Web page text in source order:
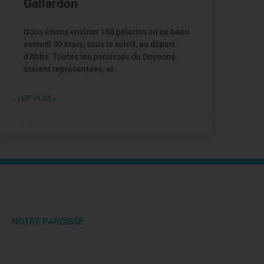
Gallardon
Nous étions environ 150 pèlerins en ce beau
samedi 30 mars, sous le soleil, au départ
d’Ablis. Toutes les paroisses du Doyenné
étaient représentées, et
LIRE PLUS »
NOTRE PAROISSE